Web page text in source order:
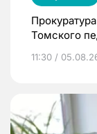
Томского
11:30 /